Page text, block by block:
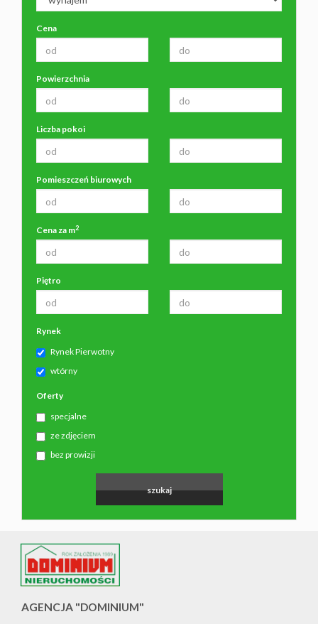
Cena
Powierzchnia
Liczba pokoi
Pomieszczeń biurowych
Cena za m2
Piętro
Rynek
Rynek Pierwotny
wtórny
Oferty
specjalne
ze zdjęciem
bez prowizji
AGENCJA "DOMINIUM"